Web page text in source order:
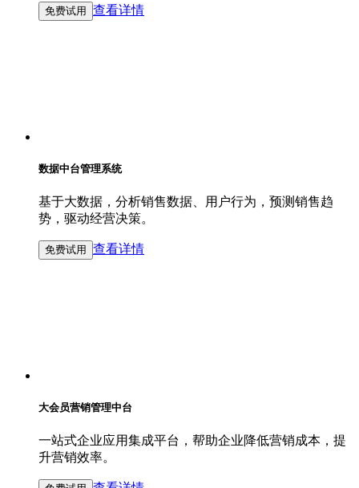
免费试用 查看详情
数据中台管理系统
基于大数据，分析销售数据、用户行为，预测销售趋
势，驱动经营决策。
免费试用 查看详情
大会员营销管理中台
一站式企业应用集成平台，帮助企业降低营销成本，提
升营销效率。